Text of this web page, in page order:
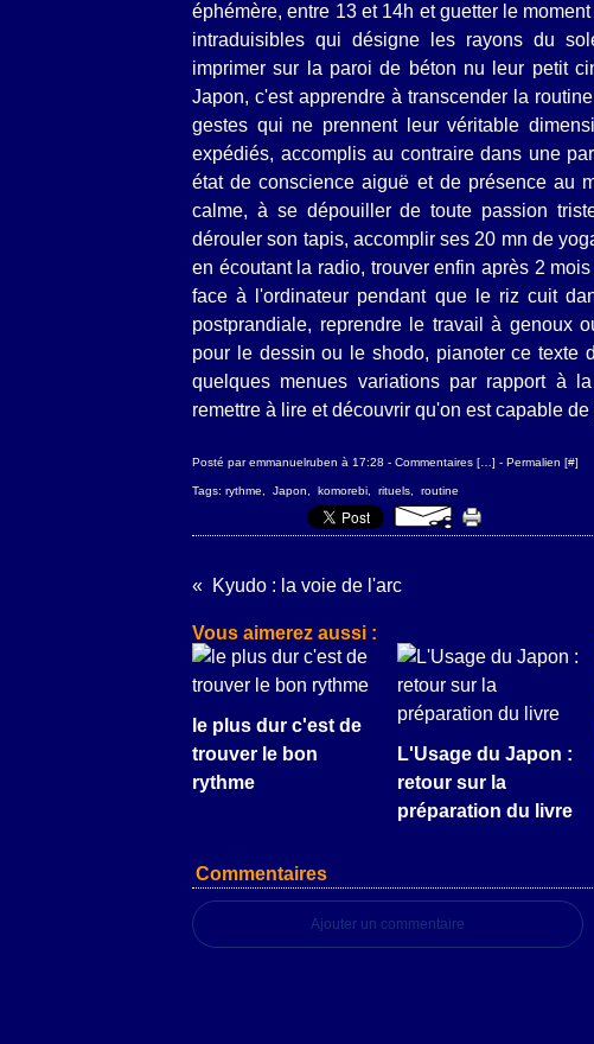
éphémère, entre 13 et 14h et guetter le
intraduisibles qui désigne les rayons du
imprimer sur la paroi de béton nu leur petit
Japon, c'est apprendre à transcender la
gestes qui ne prennent leur véritable
expédiés, accomplis au contraire dans une
état de conscience aiguë et de présence au
calme, à se dépouiller de toute passion
dérouler son tapis, accomplir ses 20 mn de
en écoutant la radio, trouver enfin après 2
face à l'ordinateur pendant que le riz cuit
postprandiale, reprendre le travail à genoux
pour le dessin ou le shodo, pianoter ce texte
quelques menues variations par rapport à
remettre à lire et découvrir qu'on est capable
Posté par emmanuelruben à 17:28 - Commentaires [ ] - Permalien [#]
Tags: rythme Japon komorebi rituels routine
Kyudo : la voie de l'arc
Vous aimerez aussi :
le plus dur c'est de
trouver le bon
rythme
L'Usage du Japon :
retour sur la
préparation du livre
Commentaires
Ajouter un commentaire